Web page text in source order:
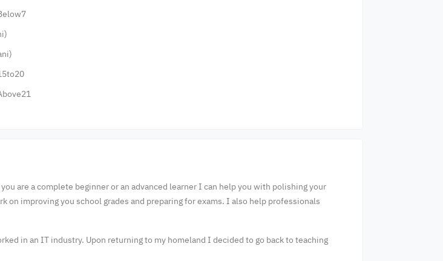
are a complete beginner or an advanced learner I can help you with polishing your
on improving you school grades and preparing for exams. I also help professionals
in an IT industry. Upon returning to my homeland I decided to go back to teaching